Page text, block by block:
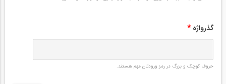
گذرواژه *
حروف کوچک و بزرگ در رمز ورودتان مهم هستند.